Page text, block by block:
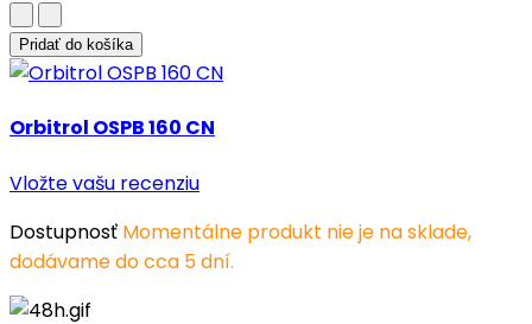
Pridať do košíka
Orbitrol OSPB 160 CN
Vložte vašu recenziu
Dostupnosť Momentálne produkt nie je na sklade,
dodávame do cca 5 dní.